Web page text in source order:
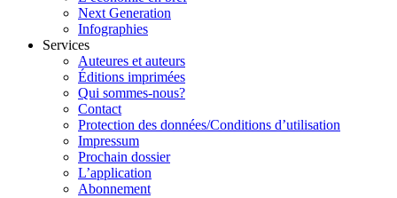
Next Generation
Infographies
Services
Auteures et auteurs
Éditions imprimées
Qui sommes-nous?
Contact
Protection des données/Conditions d’utilisation
Impressum
Prochain dossier
L’application
Abonnement